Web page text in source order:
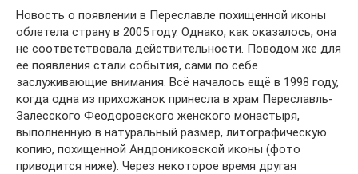
Новость о появлении в Переславле похищенной иконы
облетела страну в 2005 году. Однако, как оказалось, она
не соответствовала действительности. Поводом же для
её появления стали события, сами по себе
заслуживающие внимания. Всё началось ещё в 1998 году,
когда одна из прихожанок принесла в храм Переславль-
Залесского Феодоровского женского монастыря,
выполненную в натуральный размер, литографическую
копию, похищенной Андрониковской иконы (фото
приводится ниже). Через некоторое время другая